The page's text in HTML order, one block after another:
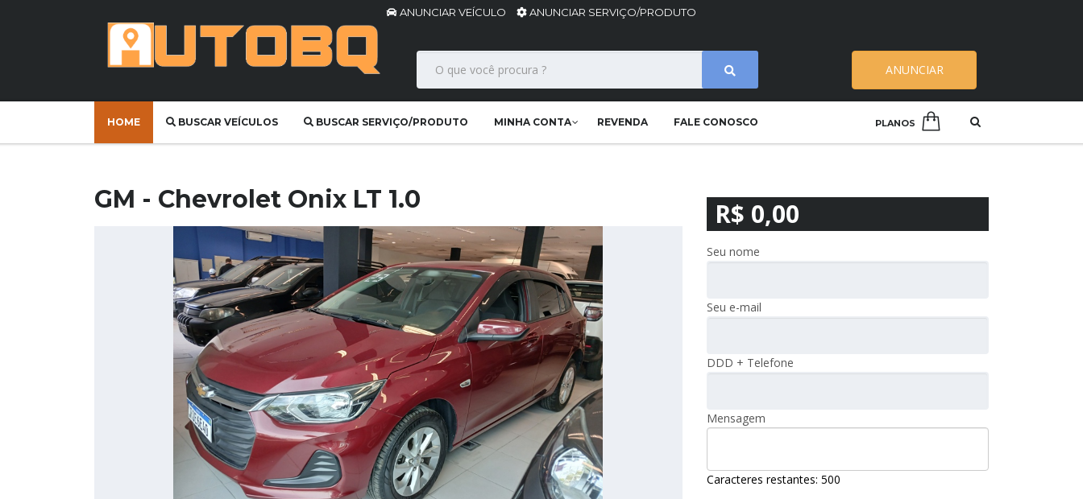
ANUNCIAR VEÍCULO ANUNCIAR SERVIÇO/PRODUTO
ANUNCIAR
PLANOS
HOME BUSCAR VEÍCULOS BUSCAR SERVIÇO/PRODUTO MINHA CONTA REVENDA FALE CONOSCO
GM - Chevrolet Onix LT 1.0 R$ 0,00
Seu nome
Seu e-mail
DDD + Telefone
Mensagem
Caracteres restantes: 500